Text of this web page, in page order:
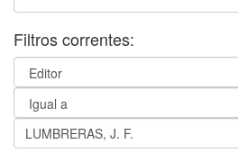
Filtros correntes: